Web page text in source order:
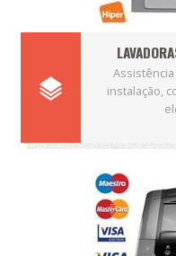
Assistência
instalação,